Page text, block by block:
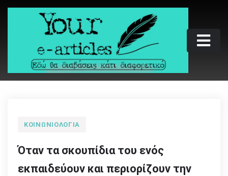
Skip
Your e-articles
Εδώ θα διαβάσεις κάτι διαφορετικό
ΚΟΙΝΩΝΙΟΛΟΓΊΑ
Όταν τα σκουπίδια του ενός
εκπαιδεύουν και περιορίζουν την